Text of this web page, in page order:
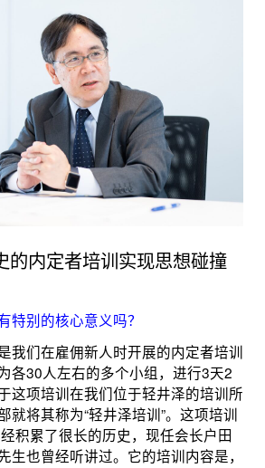
的内定者培训实现思想碰撞
别的核心意义吗？
我们在雇佣新人时开展的内定者培训
各30人左右的多个小组，进行3天2
这项培训在我们位于轻井泽的培训所
就将其称为“轻井泽培训”。这项培训
积累了很长的历史，现任会长户田
生也曾经听讲过。它的培训内容是，